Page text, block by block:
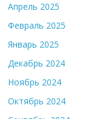
Апрель 2025
Февраль 2025
Январь 2025
Декабрь 2024
Ноябрь 2024
Октябрь 2024